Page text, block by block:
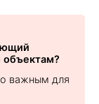
важным для